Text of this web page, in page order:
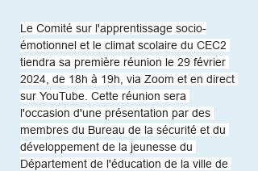
Le Comité sur l'apprentissage socio-
émotionnel et le climat scolaire du CEC2
tiendra sa première réunion le 29 février
2024, de 18h à 19h, via Zoom et en direct
sur YouTube. Cette réunion sera
l'occasion d'une présentation par des
membres du Bureau de la sécurité et du
développement de la jeunesse du
Département de l'éducation de la ville de